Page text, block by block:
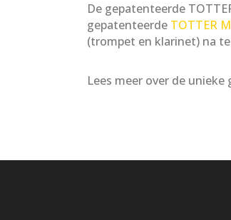
De gepatenteerde
gepatenteerde TOTTER
(trompet en klarinet) na
Lees meer over de